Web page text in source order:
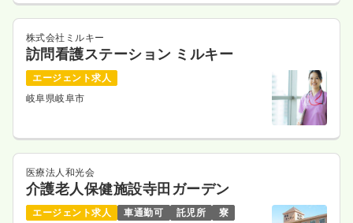
株式会社ミルキー
訪問看護ステーション ミルキー
エージェント求人
岐阜県岐阜市
医療法人和光会
介護老人保健施設寺田ガーデン
エージェント求人 車通勤可 託児所
寮